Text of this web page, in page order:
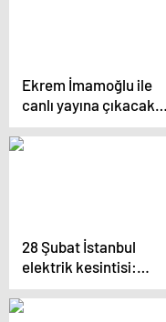
Ekrem İmamoğlu ile
canlı yayına çıkacak
mı… Murat Kurum’dan
yanıt!
28 Şubat İstanbul
elektrik kesintisi:
İstanbul ilçelerinde
elektrikler ne zaman